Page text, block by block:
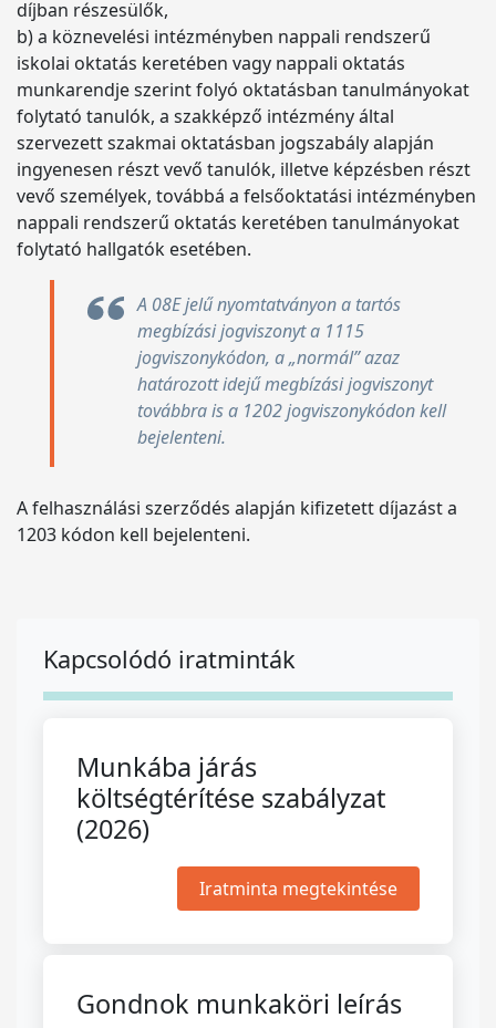
díjban részesülők,
b) a köznevelési intézményben nappali rendszerű
iskolai oktatás keretében vagy nappali oktatás
munkarendje szerint folyó oktatásban tanulmányokat
folytató tanulók, a szakképző intézmény által
szervezett szakmai oktatásban jogszabály alapján
ingyenesen részt vevő tanulók, illetve képzésben részt
vevő személyek, továbbá a felsőoktatási intézményben
nappali rendszerű oktatás keretében tanulmányokat
folytató hallgatók esetében.
A 08E jelű nyomtatványon a tartós
megbízási jogviszonyt a 1115
jogviszonykódon, a „normál” azaz
határozott idejű megbízási jogviszonyt
továbbra is a 1202 jogviszonykódon kell
bejelenteni.
A felhasználási szerződés alapján kifizetett díjazást a
1203 kódon kell bejelenteni.
Kapcsolódó iratminták
Munkába járás
költségtérítése szabályzat
(2026)
Iratminta megtekintése
Gondnok munkaköri leírás